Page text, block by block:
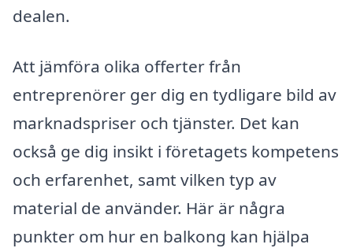
dealen.
Att jämföra olika offerter från
entreprenörer ger dig en tydligare bild av
marknadspriser och tjänster. Det kan
också ge dig insikt i företagets kompetens
och erfarenhet, samt vilken typ av
material de använder. Här är några
punkter om hur en balkong kan hjälpa